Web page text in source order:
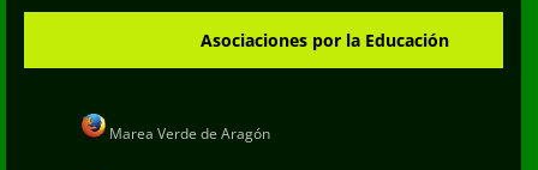
Asociaciones por la Educación
Marea Verde de Aragón